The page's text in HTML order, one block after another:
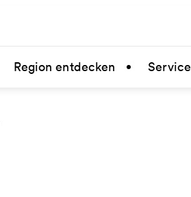
Region entdecken Service